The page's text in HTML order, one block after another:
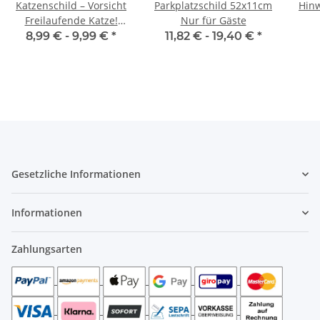
Katzenschild – Vorsicht
Freilaufende Katze!
Warnschild für Haus &
8,99 € - 9,99 € *
Parkplatzschild 52x11cm
Nur für Gäste
11,82 € - 19,40 € *
Gesetzliche Informationen
Informationen
Zahlungsarten